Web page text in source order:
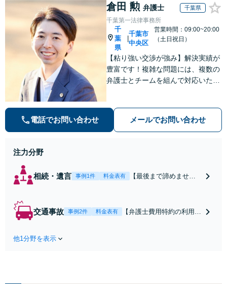
倉田 勲 弁護士 千葉県
千葉第一法律事務所
千
葉
県
千葉市
中央区
営業時間：09:00~20:00
（土日祝日）
【粘り強い交渉が強み】解決実績が
豊富です！複雑な問題には、複数の
弁護士とチームを組んで対応いたし
添い、不安を軽減します。まずはお
気軽にご相談ください。
電話でお問い合わせ メールでお問い合わせ
注力分野
相続・遺言 事例1件 料金表有
【最後まで諦めませ
合意してしまう前にご
交通事故 事例2件 料金表有
【弁護士費用特約の利用＆
は損をしてしまうかもしれ
他1分野を表示